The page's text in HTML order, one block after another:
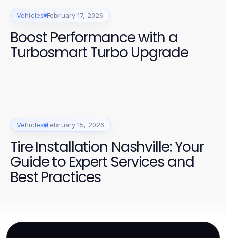
Vehicles February 17, 2026
Boost Performance with a
Turbosmart Turbo Upgrade
Vehicles February 15, 2026
Tire Installation Nashville: Your
Guide to Expert Services and
Best Practices